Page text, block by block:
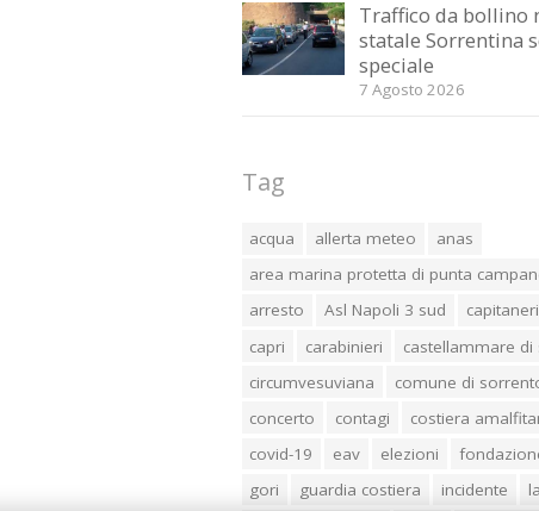
Traffico da bollino
statale Sorrentina
speciale
7 Agosto 2026
Tag
acqua allerta meteo
anas
area marina protetta di punta
arresto
Asl Napoli 3 sud
capri
carabinieri
castellammare di
circumvesuviana
comune di
concerto
contagi
costiera
covid-19
eav elezioni
gori
guardia costiera incidente